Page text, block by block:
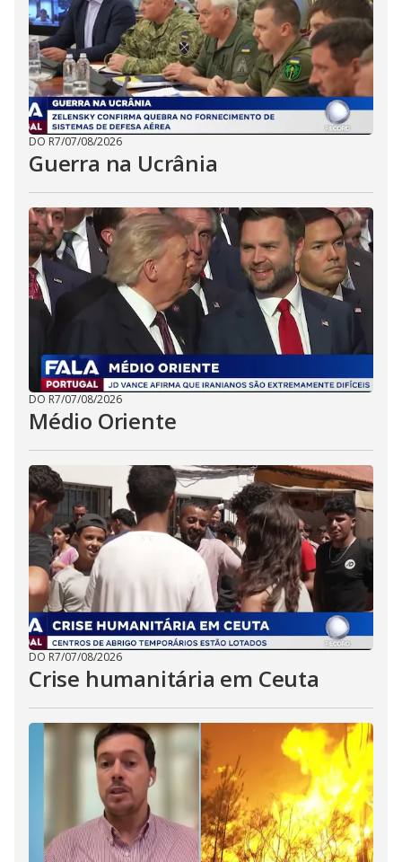
DO R7/07/08/2026
Guerra na Ucrânia
DO R7/07/08/2026
Médio Oriente
DO R7/07/08/2026
Crise humanitária em Ceuta